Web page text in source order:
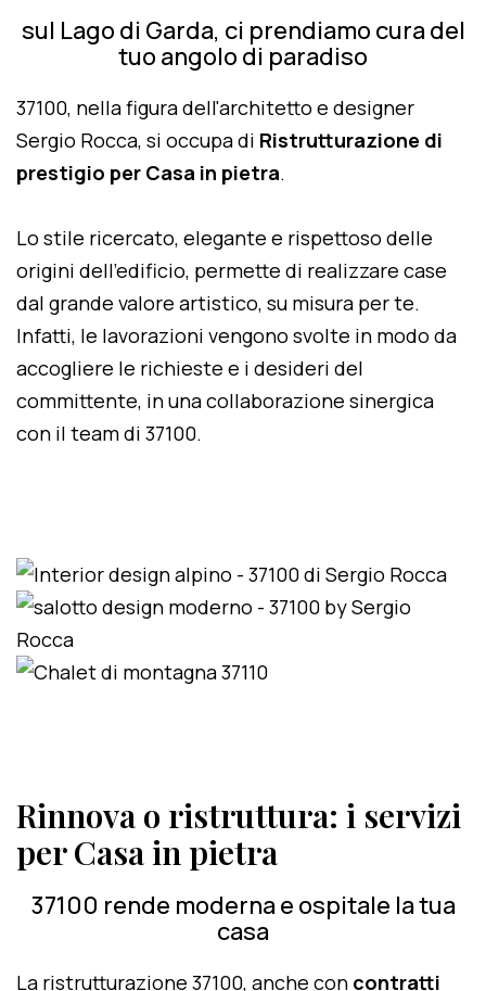
sul Lago di Garda, ci prendiamo cura del
tuo angolo di paradiso
37100, nella figura dell'architetto e designer
Sergio Rocca, si occupa di Ristrutturazione di
prestigio per Casa in pietra.
Lo stile ricercato, elegante e rispettoso delle
origini dell'edificio, permette di realizzare case
dal grande valore artistico, su misura per te.
Infatti, le lavorazioni vengono svolte in modo da
accogliere le richieste e i desideri del
committente, in una collaborazione sinergica
con il team di 37100.
Rinnova o ristruttura: i servizi
per Casa in pietra
37100 rende moderna e ospitale la tua
casa
La ristrutturazione 37100, anche con contratti